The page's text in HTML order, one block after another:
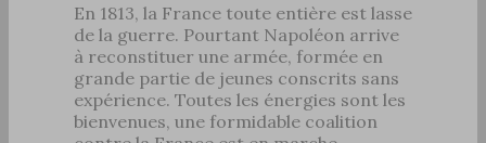
En 1813, la France toute entière est lasse
de la guerre. Pourtant Napoléon arrive
à reconstituer une armée, formée en
grande partie de jeunes conscrits sans
expérience. Toutes les énergies sont les
bienvenues, une formidable coalition